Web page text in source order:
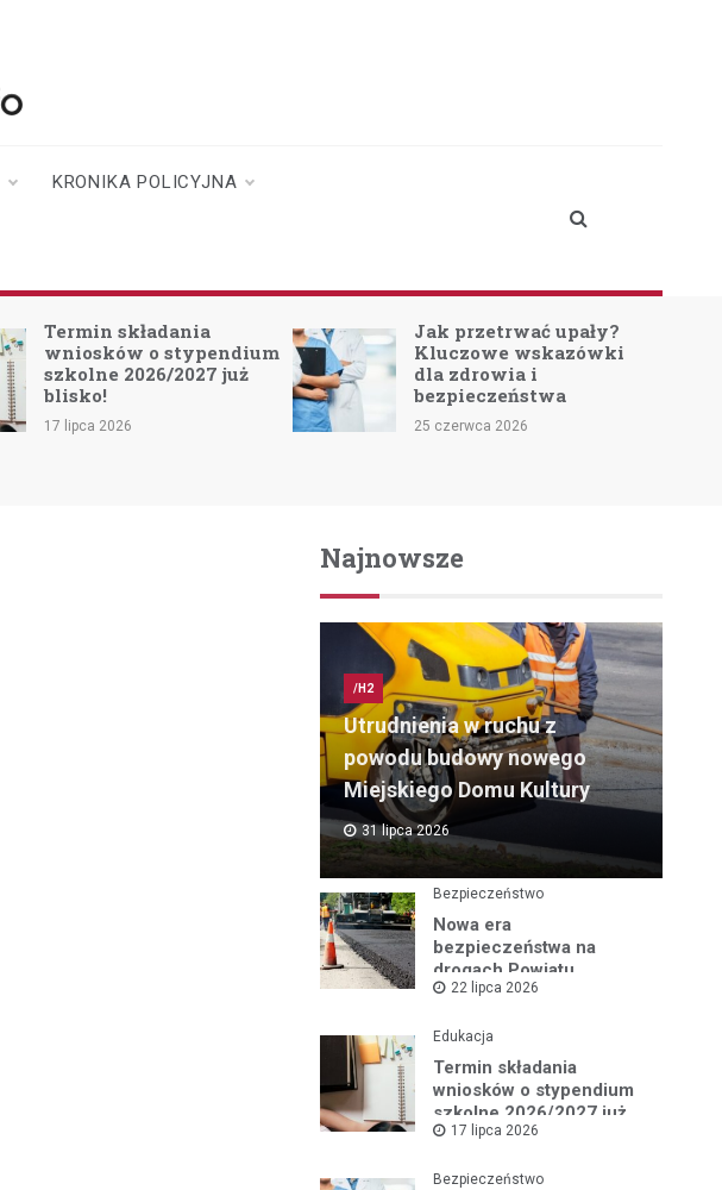
KRONIKA POLICYJNA
Termin składania
wniosków o stypendium
szkolne 2026/2027 już
blisko!
17 lipca 2026
Jak przetrwać upały?
Kluczowe wskazówki
dla zdrowia i
bezpieczeństwa
25 czerwca 2026
Najnowsze
/H2
Utrudnienia w ruchu z
powodu budowy nowego
Miejskiego Domu Kultury
31 lipca 2026
Bezpieczeństwo
Nowa era
bezpieczeństwa na
drogach Powiatu
Mikołowskiego:
Rybnickiej rusza!
22 lipca 2026
Edukacja
Termin składania
wniosków o stypendium
szkolne 2026/2027 już
blisko!
17 lipca 2026
Bezpieczeństwo